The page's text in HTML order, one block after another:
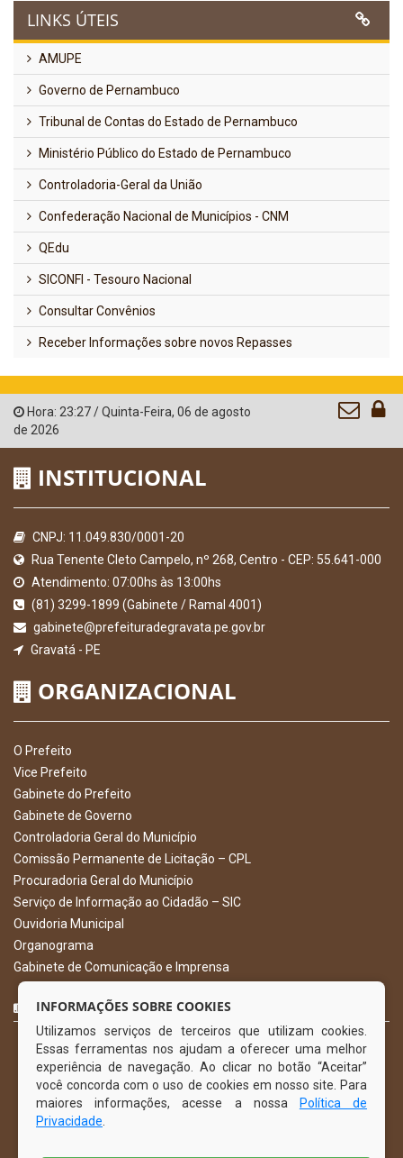
LINKS ÚTEIS
AMUPE
Governo de Pernambuco
Tribunal de Contas do Estado de Pernambuco
Ministério Público do Estado de Pernambuco
Controladoria-Geral da União
Confederação Nacional de Municípios - CNM
QEdu
SICONFI - Tesouro Nacional
Consultar Convênios
Receber Informações sobre novos Repasses
Hora: 23:27/Quinta-Feira, 06 de agosto
de 2026
INSTITUCIONAL
CNPJ: 11.049.830/0001-20
Rua Tenente Cleto Campelo, nº 268, Centro - CEP: 55.641-000
Atendimento: 07:00hs às 13:00hs
(81) 3299-1899 (Gabinete / Ramal 4001)
gabinete@prefeituradegravata.pe.gov.br
Gravatá - PE
ORGANIZACIONAL
O Prefeito
Vice Prefeito
Gabinete do Prefeito
Gabinete de Governo
Controladoria Geral do Município
Comissão Permanente de Licitação – CPL
Procuradoria Geral do Município
Serviço de Informação ao Cidadão – SIC
Ouvidoria Municipal
Organograma
Gabinete de Comunicação e Imprensa
CURTA NOSSA FAN PAGE
INFORMAÇÕES SOBRE COOKIES
Utilizamos serviços de terceiros que utilizam cookies.
Essas ferramentas nos ajudam a oferecer uma melhor
experiência de navegação. Ao clicar no botão “Aceitar”
você concorda com o uso de cookies em nosso site. Para
maiores informações, acesse a nossa
Política de
Privacidade